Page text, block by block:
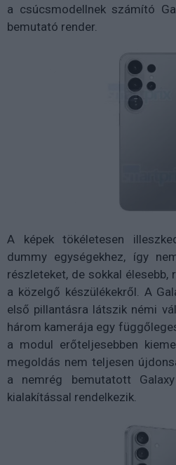
a csúcsmodellnek számító
bemutató render.
A képek tökéletesen
dummy egységekhez, így
részleteket, de sokkal élesebb,
a közelgő készülékekről. A
első pillantásra látszik némi
három kamerája egy
a modul erőteljesebben
megoldás nem teljesen
a nemrég bemutatott
kialakítással rendelkezik.